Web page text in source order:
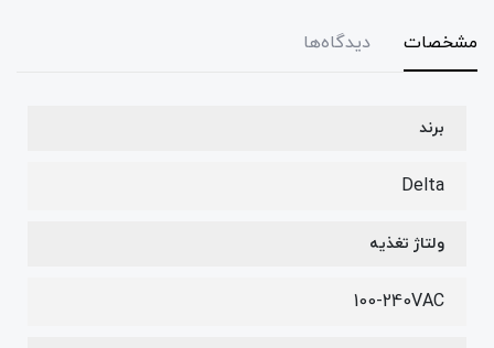
مشخصات دیدگاه‌ها
برند
Delta
ولتاژ تغذیه
100-240VAC